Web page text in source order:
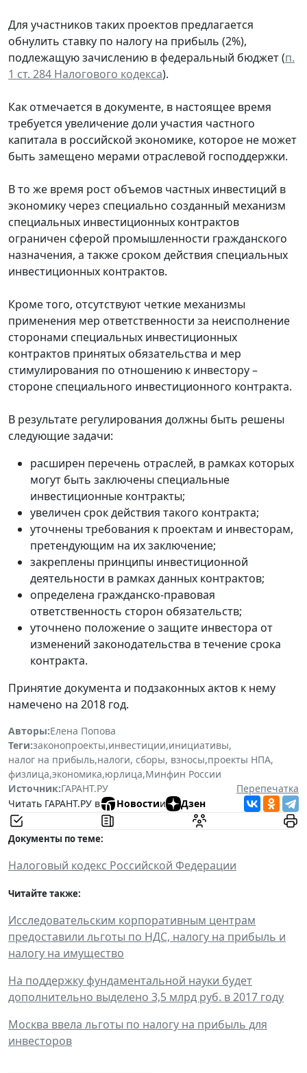
Для участников таких проектов предлагается
обнулить ставку по налогу на прибыль (2%),
подлежащую зачислению в федеральный бюджет (п.
1 ст. 284 Налогового кодекса).
Как отмечается в документе, в настоящее время
требуется увеличение доли участия частного
капитала в российской экономике, которое не может
быть замещено мерами отраслевой господдержки.
В то же время рост объемов частных инвестиций в
экономику через специально созданный механизм
специальных инвестиционных контрактов
ограничен сферой промышленности гражданского
назначения, а также сроком действия специальных
инвестиционных контрактов.
Кроме того, отсутствуют четкие механизмы
применения мер ответственности за неисполнение
сторонами специальных инвестиционных
контрактов принятых обязательства и мер
стимулирования по отношению к инвестору –
стороне специального инвестиционного контракта.
В результате регулирования должны быть решены
следующие задачи:
расширен перечень отраслей, в рамках которых
могут быть заключены специальные
инвестиционные контракты;
увеличен срок действия такого контракта;
уточнены требования к проектам и инвесторам,
претендующим на их заключение;
закреплены принципы инвестиционной
деятельности в рамках данных контрактов;
определена гражданско-правовая
ответственность сторон обязательств;
уточнено положение о защите инвестора от
изменений законодательства в течение срока
контракта.
Принятие документа и подзаконных актов к нему
намечено на 2018 год.
Авторы:Елена Попова
Теги:законопроекты,инвестиции,инициативы,
налог на прибыль,налоги, сборы, взносы,проекты НПА,
физлица,экономика,юрлица,Минфин России
Источник:ГАРАНТ.РУ
Перепечатка
Читать ГАРАНТ.РУ в
Новостии Дзен
Документы по теме:
Налоговый кодекс Российской Федерации
Читайте также:
Исследовательским корпоративным центрам
предоставили льготы по НДС, налогу на прибыль и
налогу на имущество
На поддержку фундаментальной науки будет
дополнительно выделено 3,5 млрд руб. в 2017 году
Москва ввела льготы по налогу на прибыль для
инвесторов